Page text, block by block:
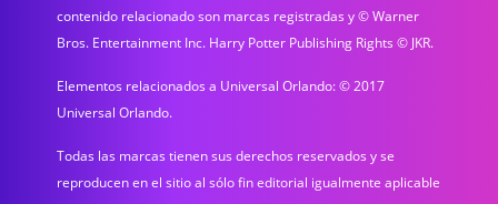
contenido relacionado son marcas registradas y © Warner
Bros. Entertainment Inc. Harry Potter Publishing Rights © JKR.
Elementos relacionados a Universal Orlando: © 2017
Universal Orlando.
Todas las marcas tienen sus derechos reservados y se
reproducen en el sitio al sólo fin editorial igualmente aplicable